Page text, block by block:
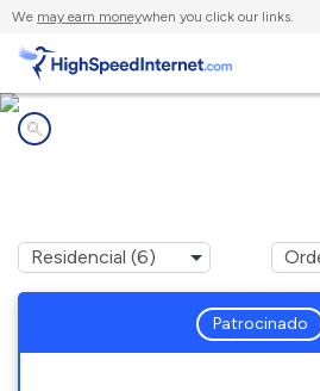
We may earn moneywhen you click our links.
Patrocinado